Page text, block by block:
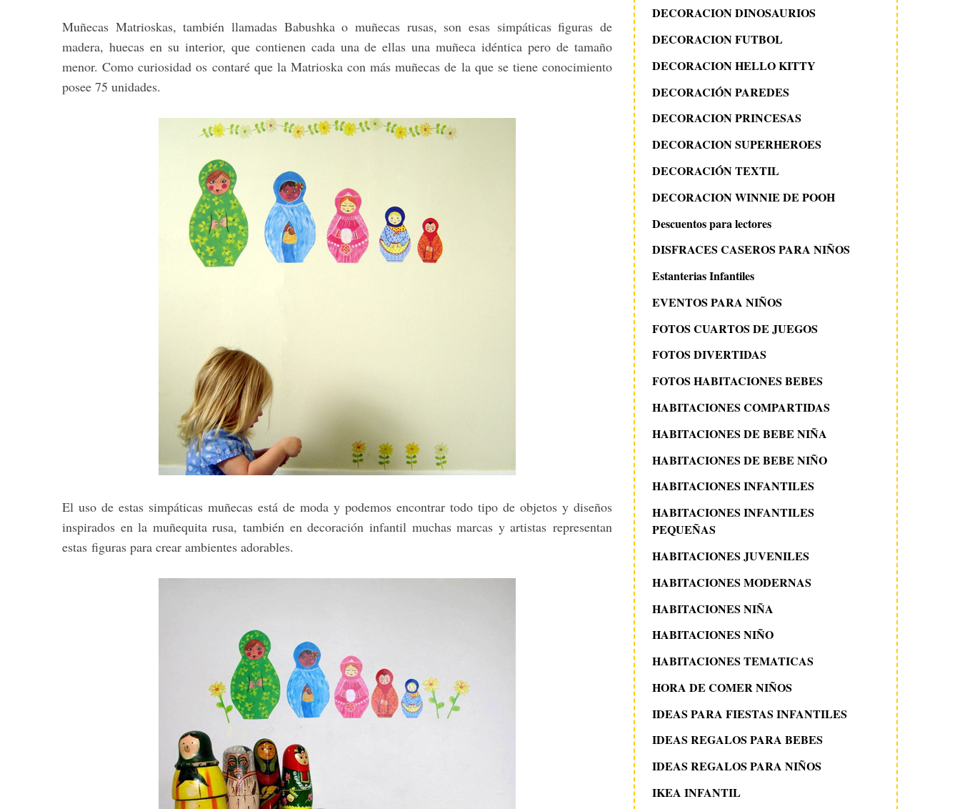
Muñecas Matrioskas, también llamadas Babushka o muñecas rusas, son esas simpáticas figuras de
madera, huecas en su interior, que contienen cada una de ellas una muñeca idéntica pero de tamaño
menor. Como curiosidad os contaré que la Matrioska con más muñecas de la que se tiene conocimiento
posee 75 unidades.
El uso de estas simpáticas muñecas está de moda y podemos encontrar todo tipo de objetos y diseños
inspirados en la muñequita rusa, también en decoración infantil muchas marcas y artistas representan
estas figuras para crear ambientes adorables.
DECORACION DINOSAURIOS
DECORACION FUTBOL
DECORACION HELLO KITTY
DECORACIÓN PAREDES
DECORACION PRINCESAS
DECORACION SUPERHEROES
DECORACIÓN TEXTIL
DECORACION WINNIE DE POOH
Descuentos para lectores
DISFRACES CASEROS PARA NIÑOS
Estanterias Infantiles
EVENTOS PARA NIÑOS
FOTOS CUARTOS DE JUEGOS
FOTOS DIVERTIDAS
FOTOS HABITACIONES BEBES
HABITACIONES COMPARTIDAS
HABITACIONES DE BEBE NIÑA
HABITACIONES DE BEBE NIÑO
HABITACIONES INFANTILES
HABITACIONES INFANTILES
PEQUEÑAS
HABITACIONES JUVENILES
HABITACIONES MODERNAS
HABITACIONES NIÑA
HABITACIONES NIÑO
HABITACIONES TEMATICAS
HORA DE COMER NIÑOS
IDEAS PARA FIESTAS INFANTILES
IDEAS REGALOS PARA BEBES
IDEAS REGALOS PARA NIÑOS
IKEA INFANTIL
o
: